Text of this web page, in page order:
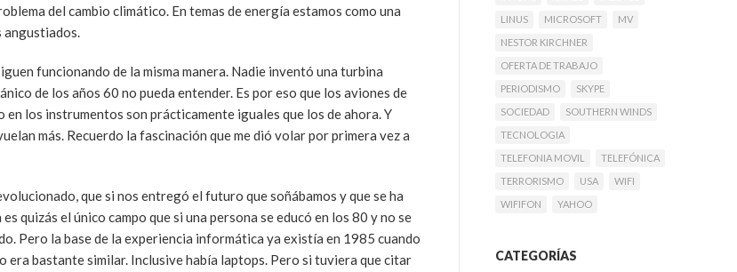
del cambio climático. En temas de energía estamos como una
angustiados.
funcionando de la misma manera. Nadie inventó una turbina
de los años 60 no pueda entender. Es por eso que los aviones de
los instrumentos son prácticamente iguales que los de ahora. Y
más. Recuerdo la fascinación que me dió volar por primera vez a
que si nos entregó el futuro que soñábamos y que se ha
quizás el único campo que si una persona se educó en los 80 y no se
Pero la base de la experiencia informática ya existía en 1985 cuando
era bastante similar. Inclusive había laptops. Pero si tuviera que citar
LINUS
MICROSOFT
MV
NESTOR KIRCHNER
OFERTA DE TRABAJO
PERIODISMO
SKYPE
SOCIEDAD
SOUTHERN WINDS
TECNOLOGIA
TELEFONIA MOVIL
TELEFÓNICA
TERRORISMO
USA
WIFI
WIFIFON
YAHOO
CATEGORÍAS